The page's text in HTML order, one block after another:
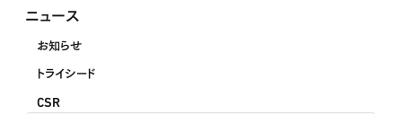
ニュース
お知らせ
トライシード
CSR